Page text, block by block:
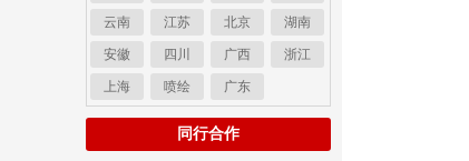
云南 江苏 北京 湖南
安徽 四川 广西 浙江
上海 喷绘 广东
同行合作